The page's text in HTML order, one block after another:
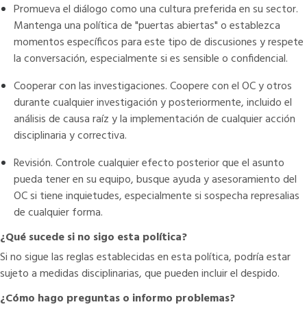
Promueva el diálogo como una cultura preferida en su sector.
Mantenga una política de "puertas abiertas" o establezca
momentos específicos para este tipo de discusiones y respete
la conversación, especialmente si es sensible o confidencial.
Cooperar con las investigaciones. Coopere con el OC y otros
durante cualquier investigación y posteriormente, incluido el
análisis de causa raíz y la implementación de cualquier acción
disciplinaria y correctiva.
Revisión. Controle cualquier efecto posterior que el asunto
pueda tener en su equipo, busque ayuda y asesoramiento del
OC si tiene inquietudes, especialmente si sospecha represalias
de cualquier forma.
¿Qué sucede si no sigo esta política?
Si no sigue las reglas establecidas en esta política, podría estar
sujeto a medidas disciplinarias, que pueden incluir el despido.
¿Cómo hago preguntas o informo problemas?